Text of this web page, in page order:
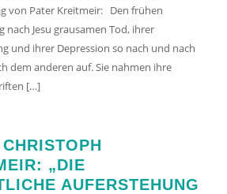
von Pater Kreitmeir: Den frühen
nach Jesu grausamen Tod, ihrer
und ihrer Depression so nach und nach
dem anderen auf. Sie nahmen ihre
[…]
„DIE
AUFERSTEHUNG